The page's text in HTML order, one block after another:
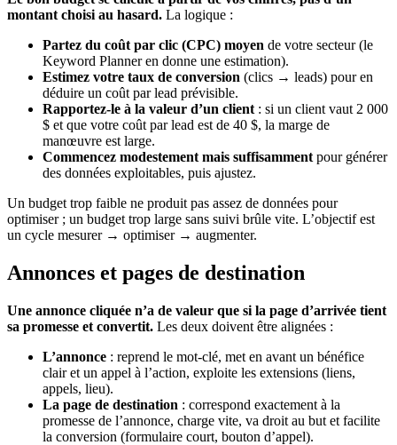
montant choisi au hasard. La logique :
Partez du coût par clic (CPC) moyen de votre secteur (le
Keyword Planner en donne une estimation).
Estimez votre taux de conversion (clics → leads) pour en
déduire un coût par lead prévisible.
Rapportez-le à la valeur d’un client : si un client vaut 2 000
$ et que votre coût par lead est de 40 $, la marge de
manœuvre est large.
Commencez modestement mais suffisamment pour générer
des données exploitables, puis ajustez.
Un budget trop faible ne produit pas assez de données pour
optimiser ; un budget trop large sans suivi brûle vite. L’objectif est
un cycle mesurer → optimiser → augmenter.
Annonces et pages de destination
Une annonce cliquée n’a de valeur que si la page d’arrivée tient
sa promesse et convertit. Les deux doivent être alignées :
L’annonce : reprend le mot-clé, met en avant un bénéfice
clair et un appel à l’action, exploite les extensions (liens,
appels, lieu).
La page de destination : correspond exactement à la
promesse de l’annonce, charge vite, va droit au but et facilite
la conversion (formulaire court, bouton d’appel).